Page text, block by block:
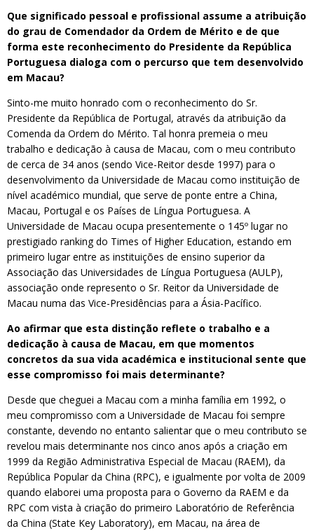
Que significado pessoal e profissional assume a atribuição
do grau de Comendador da Ordem de Mérito e de que
forma este reconhecimento do Presidente da República
Portuguesa dialoga com o percurso que tem desenvolvido
em Macau?
Sinto-me muito honrado com o reconhecimento do Sr.
Presidente da República de Portugal, através da atribuição da
Comenda da Ordem do Mérito. Tal honra premeia o meu
trabalho e dedicação à causa de Macau, com o meu contributo
de cerca de 34 anos (sendo Vice-Reitor desde 1997) para o
desenvolvimento da Universidade de Macau como instituição de
nível académico mundial, que serve de ponte entre a China,
Macau, Portugal e os Países de Língua Portuguesa. A
Universidade de Macau ocupa presentemente o 145º lugar no
prestigiado ranking do Times of Higher Education, estando em
primeiro lugar entre as instituições de ensino superior da
Associação das Universidades de Língua Portuguesa (AULP),
associação onde represento o Sr. Reitor da Universidade de
Macau numa das Vice-Presidências para a Ásia-Pacífico.
Ao afirmar que esta distinção reflete o trabalho e a
dedicação à causa de Macau, em que momentos
concretos da sua vida académica e institucional sente que
esse compromisso foi mais determinante?
Desde que cheguei a Macau com a minha família em 1992, o
meu compromisso com a Universidade de Macau foi sempre
constante, devendo no entanto salientar que o meu contributo se
revelou mais determinante nos cinco anos após a criação em
1999 da Região Administrativa Especial de Macau (RAEM), da
República Popular da China (RPC), e igualmente por volta de 2009
quando elaborei uma proposta para o Governo da RAEM e da
RPC com vista à criação do primeiro Laboratório de Referência
da China (State Key Laboratory), em Macau, na área de